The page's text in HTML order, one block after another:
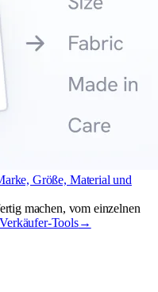
Größe, Material und
machen, vom einzelnen
Tools→